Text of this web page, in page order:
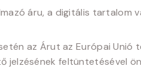
áru, a digitális tartalom
az Árut az Európai
jelzésének feltüntetésével